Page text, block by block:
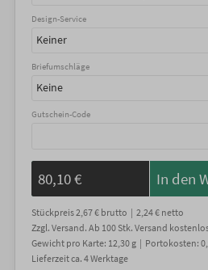
Design-Service
Keiner
Briefumschläge
Keine
Gutschein-Code
80,10 € In den
Stückpreis2,67 € brutto | 2,24 € netto
Zzgl. Versand. Ab 100 Stk. Versand
Gewicht pro Karte: 12,30 g | Portokosten:
Lieferzeitca. 4Werktage